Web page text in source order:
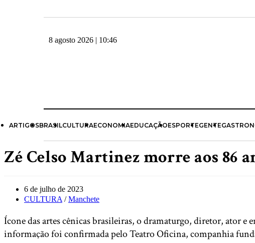
8 agosto 2026 | 10:46
ARTIGOSBRASILCULTURAECONOMIAEDUCAÇÃOESPORTEGENTE
Zé Celso Martinez morre aos 86
6 de julho de 2023
CULTURA / Manchete
Ícone das artes cênicas brasileiras, o dramaturgo, diretor, ator
informação foi confirmada pelo Teatro Oficina, companhia